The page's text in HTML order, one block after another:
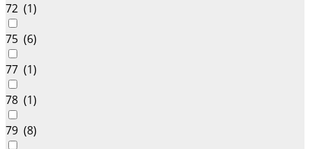
72 (1)
75 (6)
77 (1)
78 (1)
79 (8)